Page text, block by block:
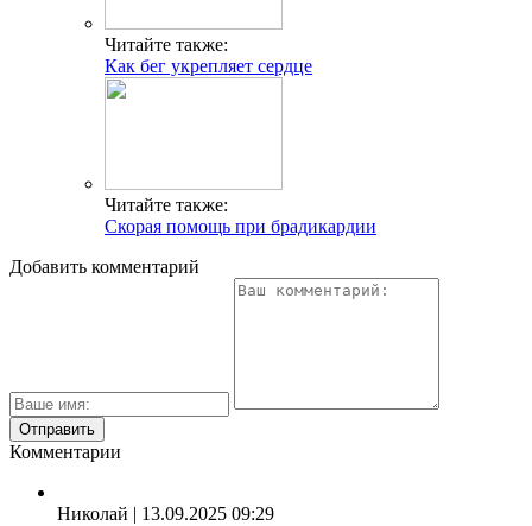
Читайте также:
Как бег укрепляет сердце
Читайте также:
Скорая помощь при брадикардии
Добавить комментарий
Комментарии
Николай | 13.09.2025 09:29